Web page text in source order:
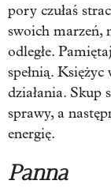
pory czułaś
swoich marzeń,
odległe.
spełnią.
działania. Skup
sprawy, a
energię.
Panna